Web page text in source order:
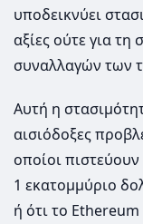
υποδεικνύει
αξίες ούτε για τη
συναλλαγών των
Αυτή η
αισιόδοξες
οποίοι
1 εκατομμύριο
ή ότι το Ethereum